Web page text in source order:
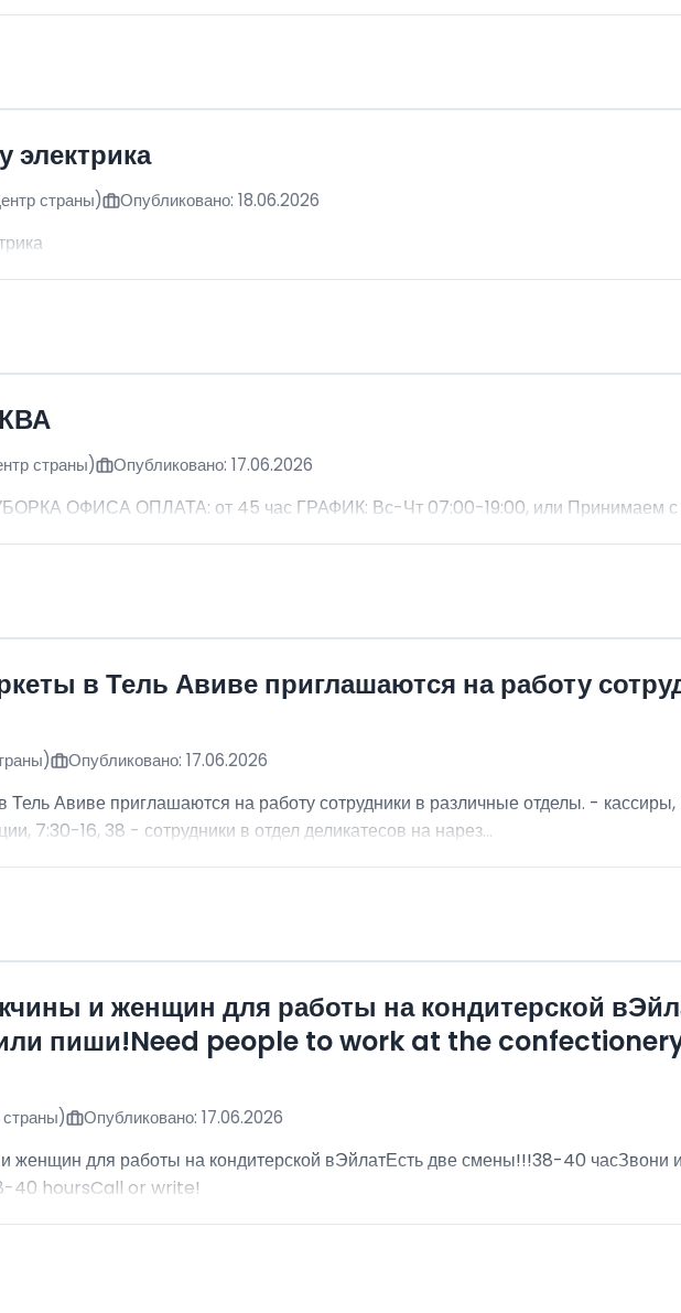
электрика
страны) Опубликовано: 18.06.2026
страны) Опубликовано: 17.06.2026
ОФИСА ОПЛАТА: от 45 час ГРАФИК: Вс-Чт 07:00-19:00, или Принимаем с
в Тель Авиве приглашаются на работу
Опубликовано: 17.06.2026
Тель Авиве приглашаются на работу сотрудники в различные отделы. -
7:30-16, 38 - сотрудники в отдел деликатесов на нарез...
и женщин для работы на кондитерской
пиши!Need people to work at the
Опубликовано: 17.06.2026
женщин для работы на кондитерской вЭйлатЕсть две смены!!!38-40
40 hoursCall or write!